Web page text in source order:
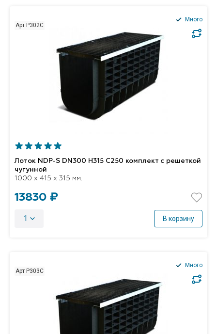
Арт P302C
Много
Лоток NDP-S DN300 H315 C250 комплект с решеткой
чугунной
1000 x 415 x 315 мм.
13830 ₽
1 В корзину
Арт P303C
Много